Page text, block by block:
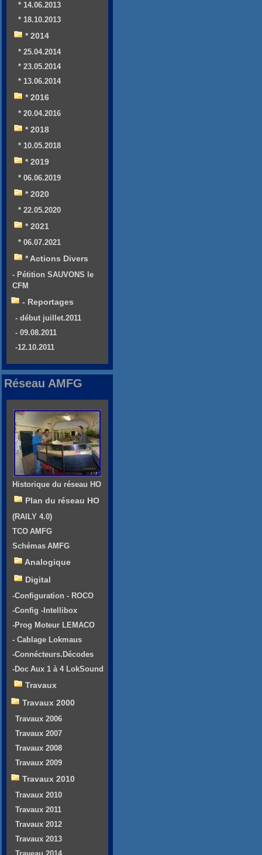
* 14.06.2013
* 18.10.2013
* 2014
* 25.04.2014
* 23.05.2014
* 13.06.2014
* 2016
* 20.04.2016
* 2018
* 10.05.2018
* 2019
* 06.06.2019
* 2020
* 22.05.2020
* 2021
* 06.07.2021
* Actions Divers
- Pétition SAUVONS le
CFM
- Reportages
- début juillet.2011
- 09.08.2011
-12.10.2011
Réseau AMFG
Historique du réseau HO
Plan du réseau HO
(RAILY 4.0)
TCO AMFG
Schémas AMFG
Analogique
Digital
-Configuration - ROCO
-Config -Intellibox
-Prog Moteur LEMACO
- Cablage Lokmaus
-Connécteurs.Décodes
-Doc Aux 1 à 4 LokSound
Travaux
Travaux 2000
Travaux 2006
Travaux 2007
Travaux 2008
Travaux 2009
Travaux 2010
Travaux 2010
Travaux 2011
Travaux 2012
Travaux 2013